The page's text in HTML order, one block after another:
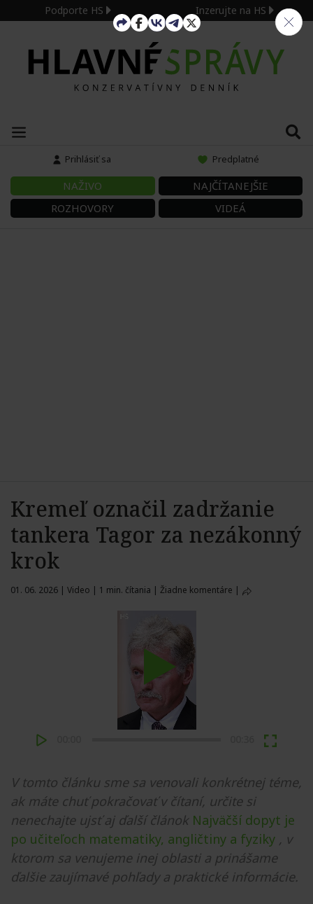
Podporte HS Inzerujte na HS
Prihlásiť sa Predplatné
NAŽIVO
NAJČÍTANEJŠIE
ROZHOVORY
VIDEÁ
Kremeľ označil zadržanie
tankera Tagor za nezákonný
krok
01. 06. 2026 | Video | 1 min. čítania | Žiadne komentáre |
Play
V tomto článku sme sa venovali konkrétnej téme,
ak máte chuť pokračovať v čítaní, určite si
nenechajte ujsť aj ďalší článok Najväčší dopyt je
po učiteľoch matematiky, angličtiny a fyziky , v
ktorom sa venujeme inej oblasti a prinášame
ďalšie zaujímavé pohľady a praktické informácie.